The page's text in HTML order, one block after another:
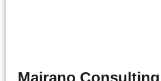
Mairano Consulting